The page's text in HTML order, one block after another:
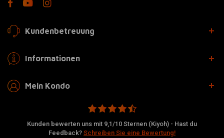
Kundenbetreuung
Informationen
Mein Kondo
Kunden bewerten uns mit 9,1/10 Sternen (Kiyoh) - Hast du
Feedback? Schreiben Sie eine Bewertung!